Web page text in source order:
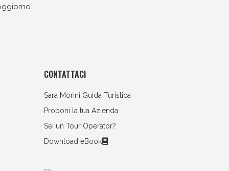
CONTATTACI
Sara Morini Guida Turistica
Proponi la tua Azienda
Sei un Tour Operator?
Download eBook